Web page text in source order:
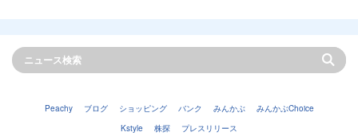
Peachy ブログ ショッピング バンク みんかぶ
みんかぶChoice
Kstyle
株探 プレスリリース